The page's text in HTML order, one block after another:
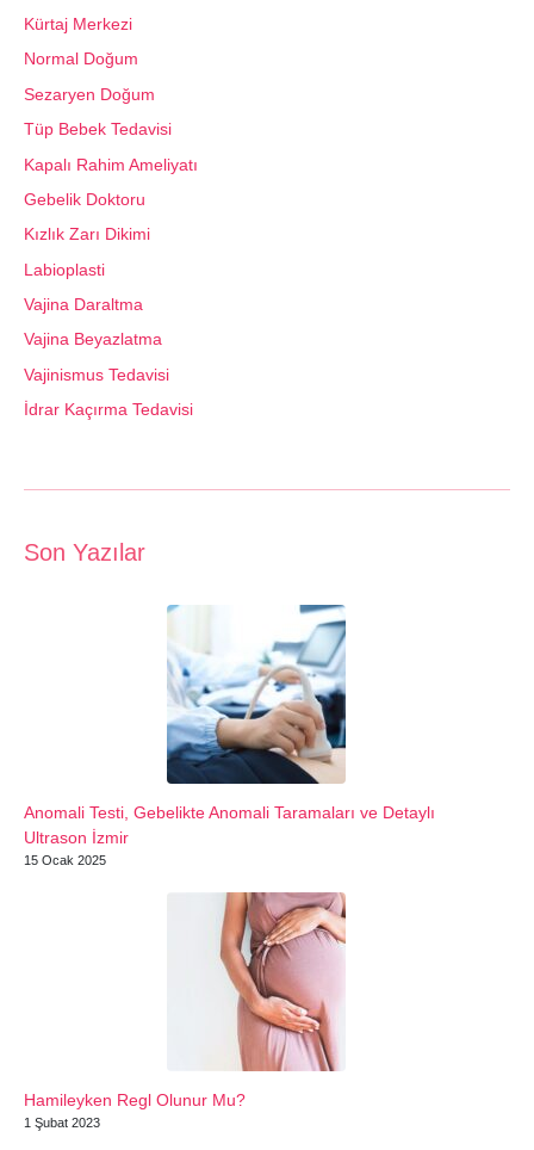
Kürtaj Merkezi
Normal Doğum
Sezaryen Doğum
Tüp Bebek Tedavisi
Kapalı Rahim Ameliyatı
Gebelik Doktoru
Kızlık Zarı Dikimi
Labioplasti
Vajina Daraltma
Vajina Beyazlatma
Vajinismus Tedavisi
İdrar Kaçırma Tedavisi
Son Yazılar
Anomali Testi, Gebelikte Anomali Taramaları ve Detaylı
Ultrason İzmir
15 Ocak 2025
Hamileyken Regl Olunur Mu?
1 Şubat 2023